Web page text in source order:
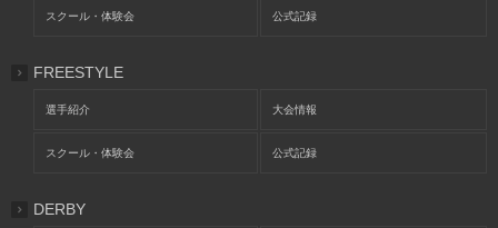
スクール・体験会 公式記録
FREESTYLE
選手紹介 大会情報
スクール・体験会 公式記録
DERBY